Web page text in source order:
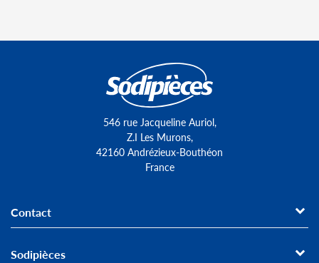
546 rue Jacqueline Auriol,
Z.I Les Murons,
42160 Andrézieux-Bouthéon
France
Contact
Sodipièces